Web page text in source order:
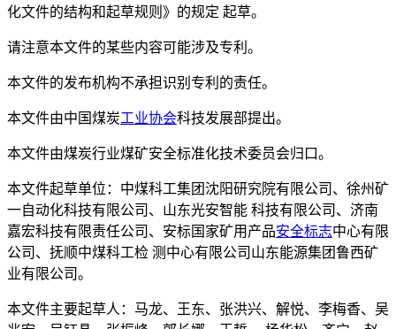
化文件的结构和起草规则》的规定 起草。
请注意本文件的某些内容可能涉及专利。
本文件的发布机构不承担识别专利的责任。
本文件由中国煤炭工业协会科技发展部提出。
本文件由煤炭行业煤矿安全标准化技术委员会归口。
本文件起草单位：中煤科工集团沈阳研究院有限公司、徐州矿
一自动化科技有限公司、山东光安智能 科技有限公司、济南
嘉宏科技有限责任公司、安标国家矿用产品安全标志中心有限
公司、抚顺中煤科工检 测中心有限公司山东能源集团鲁西矿
业有限公司。
本文件主要起草人：马龙、王东、张洪兴、解悦、李梅香、吴